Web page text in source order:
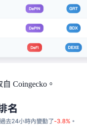
Coingecko。